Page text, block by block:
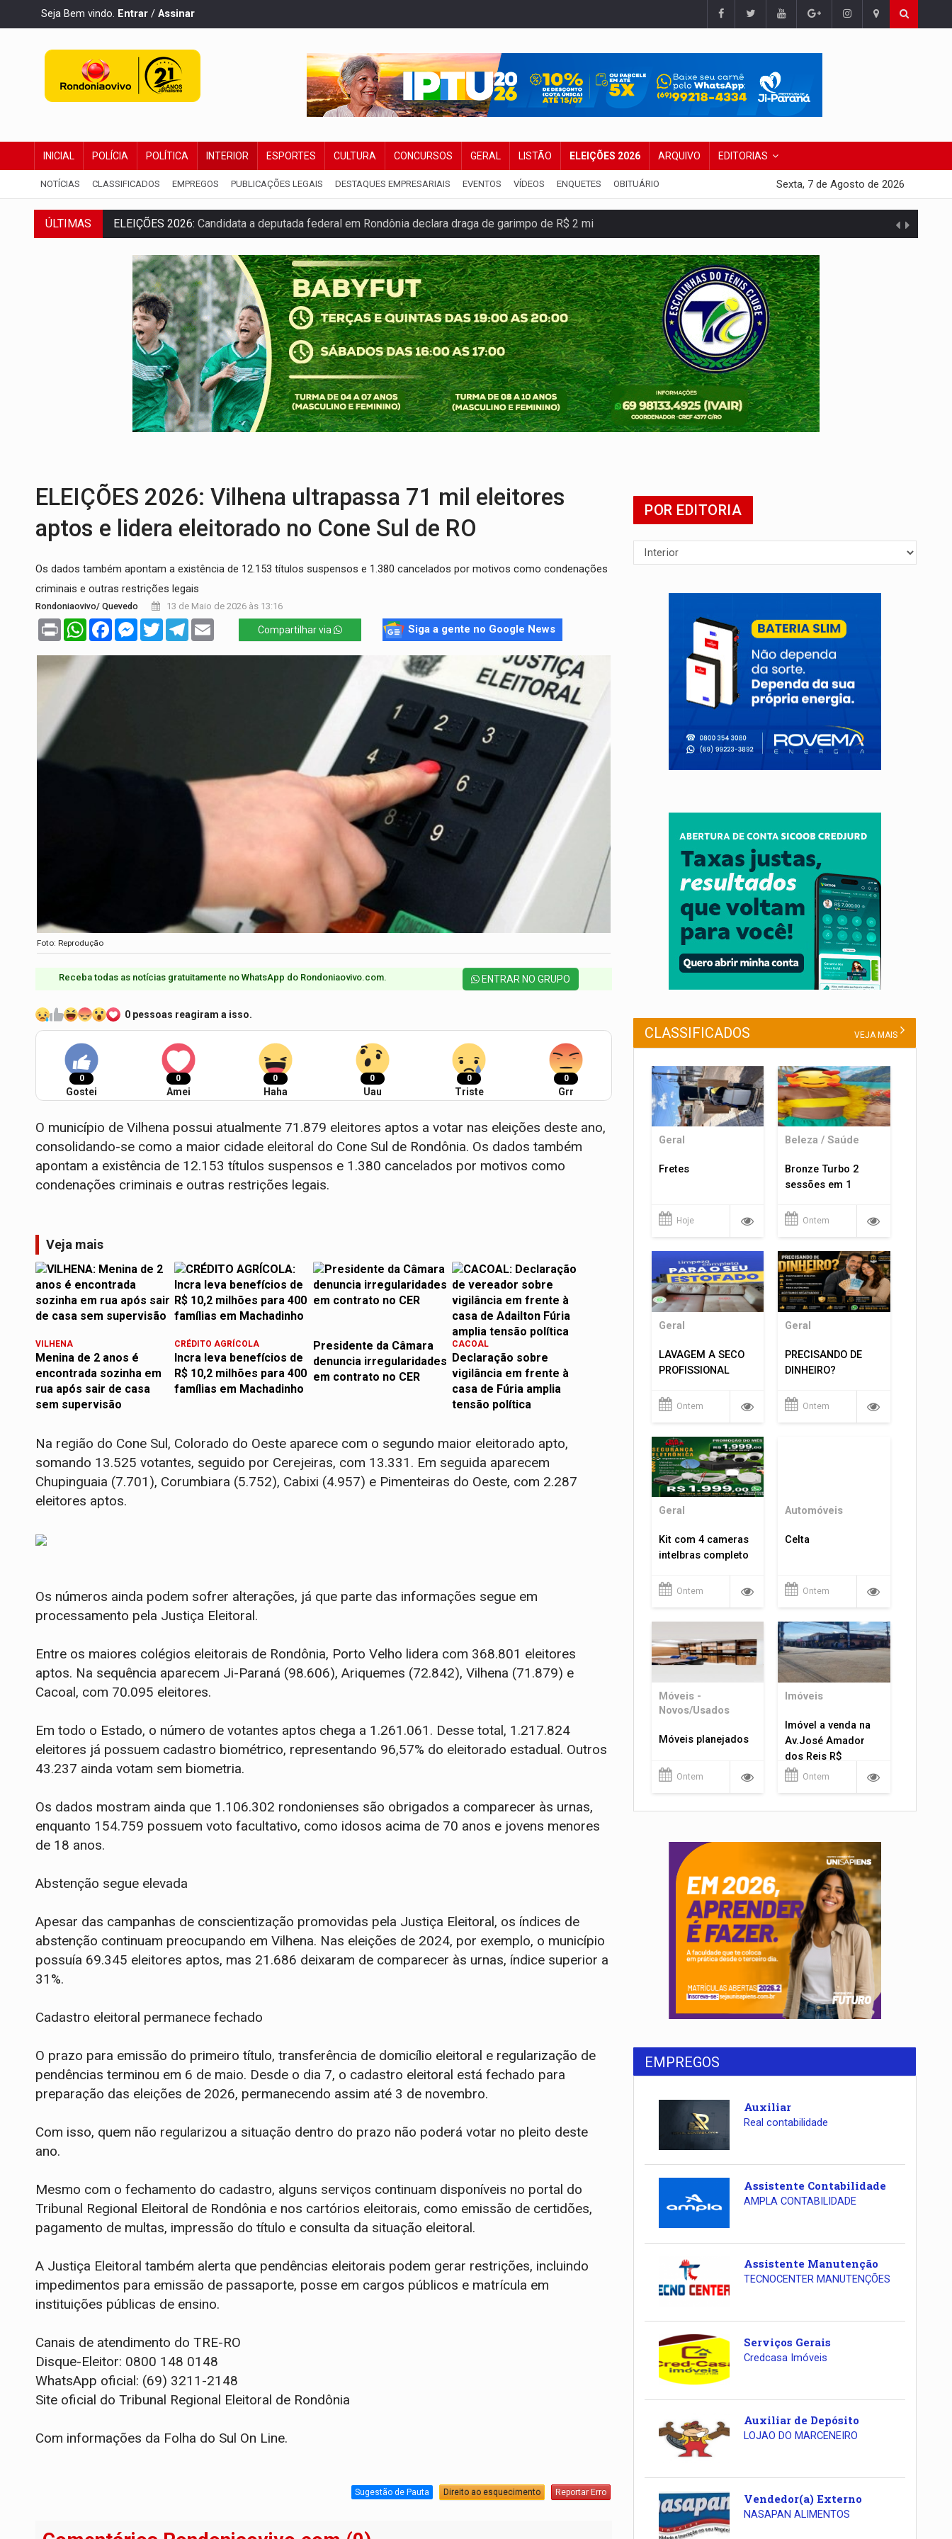
Seja Bem vindo. Entrar / Assinar
INICIAL POLÍCIA POLÍTICA INTERIOR ESPORTES CULTURA CONCURSOS GERAL LISTÃO ELEIÇÕES 2026 ARQUIVO EDITORIAS
NOTÍCIAS CLASSIFICADOS EMPREGOS PUBLICAÇÕES LEGAIS DESTAQUES EMPRESARIAIS EVENTOS VÍDEOS ENQUETES OBITUÁRIO Sexta, 7 de Agosto de 2026
ÚLTIMAS ELEIÇÕES 2026: Candidata a deputada federal em Rondônia declara draga de garimpo de R$ 2 mi
VÍDEO:Casal de garimpeiros é preso com mercúrio em estepe, ouro e arma
EDUCAÇÃO BÁSICA:Ideb avança nos anos iniciais do ensino fundamental em Rondônia
CONTA DIFÍCIL:Com as novidades na corrida ao Senado as contas ficaram mais difíceis
CH4C1NA:Disputa entre PCC e CV deixa dez mortos em cinco dias na Bolívia
IMUNIZAÇÃO:Prefeitura inicia campanha de multivacinação para crianças e adolescentes
QUIRINUS:Draco faz operação para prender faccionados que atacaram provedores de internet
TRAFICANTE PRESO:Operação Brasil Contra o Crime apreende quase meia tonelada de maconha
ELEIÇÕES 2026: Vilhena ultrapassa 71 mil eleitores
aptos e lidera eleitorado no Cone Sul de RO
Os dados também apontam a existência de 12.153 títulos suspensos e 1.380 cancelados por motivos como condenações
criminais e outras restrições legais
Rondoniaovivo/ Quevedo 13 de Maio de 2026 às 13:16
Print WhatsAppFacebookMessenger
TwitterTelegram Compartilhar via Siga a gente no Google News
Foto: Reprodução
Receba todas as notícias gratuitamente no WhatsApp do Rondoniaovivo.com.​ ENTRAR NO GRUPO
0 pessoas reagiram a isso.
0
Gostei
0
Amei
0
Haha
0
Uau
0
Triste
0
Grr
O município de Vilhena possui atualmente 71.879 eleitores aptos a votar nas eleições deste ano,
consolidando-se como a maior cidade eleitoral do Cone Sul de Rondônia. Os dados também
apontam a existência de 12.153 títulos suspensos e 1.380 cancelados por motivos como
condenações criminais e outras restrições legais.
Veja mais
VILHENA
Menina de 2 anos é
encontrada sozinha em
rua após sair de casa
sem supervisão
CRÉDITO AGRÍCOLA
Incra leva benefícios de
R$ 10,2 milhões para 400
famílias em Machadinho
Presidente da Câmara
denuncia irregularidades
em contrato no CER
CACOAL
Declaração sobre
vigilância em frente à
casa de Fúria amplia
tensão política
Na região do Cone Sul, Colorado do Oeste aparece com o segundo maior eleitorado apto,
somando 13.525 votantes, seguido por Cerejeiras, com 13.331. Em seguida aparecem
Chupinguaia (7.701), Corumbiara (5.752), Cabixi (4.957) e Pimenteiras do Oeste, com 2.287
eleitores aptos.
Os números ainda podem sofrer alterações, já que parte das informações segue em
processamento pela Justiça Eleitoral.
Entre os maiores colégios eleitorais de Rondônia, Porto Velho lidera com 368.801 eleitores
aptos. Na sequência aparecem Ji-Paraná (98.606), Ariquemes (72.842), Vilhena (71.879) e
Cacoal, com 70.095 eleitores.
Em todo o Estado, o número de votantes aptos chega a 1.261.061. Desse total, 1.217.824
eleitores já possuem cadastro biométrico, representando 96,57% do eleitorado estadual. Outros
43.237 ainda votam sem biometria.
Os dados mostram ainda que 1.106.302 rondonienses são obrigados a comparecer às urnas,
enquanto 154.759 possuem voto facultativo, como idosos acima de 70 anos e jovens menores
de 18 anos.
Abstenção segue elevada
Apesar das campanhas de conscientização promovidas pela Justiça Eleitoral, os índices de
abstenção continuam preocupando em Vilhena. Nas eleições de 2024, por exemplo, o município
possuía 69.345 eleitores aptos, mas 21.686 deixaram de comparecer às urnas, índice superior a
31%.
Cadastro eleitoral permanece fechado
O prazo para emissão do primeiro título, transferência de domicílio eleitoral e regularização de
pendências terminou em 6 de maio. Desde o dia 7, o cadastro eleitoral está fechado para
preparação das eleições de 2026, permanecendo assim até 3 de novembro.
Com isso, quem não regularizou a situação dentro do prazo não poderá votar no pleito deste
ano.
Mesmo com o fechamento do cadastro, alguns serviços continuam disponíveis no portal do
Tribunal Regional Eleitoral de Rondônia e nos cartórios eleitorais, como emissão de certidões,
pagamento de multas, impressão do título e consulta da situação eleitoral.
A Justiça Eleitoral também alerta que pendências eleitorais podem gerar restrições, incluindo
impedimentos para emissão de passaporte, posse em cargos públicos e matrícula em
instituições públicas de ensino.
Canais de atendimento do TRE-RO
Disque-Eleitor: 0800 148 0148
WhatsApp oficial: (69) 3211-2148
Site oficial do Tribunal Regional Eleitoral de Rondônia
Com informações da Folha do Sul On Line.
Sugestão de Pauta Direito ao esquecimento Reportar Erro
POR EDITORIA
CLASSIFICADOS VEJA MAIS
Geral
Fretes
Hoje
Beleza / Saúde
Bronze Turbo 2
sessões em 1
Ontem
Geral
LAVAGEM A SECO
PROFISSIONAL
Ontem
Geral
PRECISANDO DE
DINHEIRO?
Ontem
Geral
Kit com 4 cameras
intelbras completo
Ontem
Automóveis
Celta
Ontem
Móveis -
Novos/Usados
Móveis planejados
Ontem
Imóveis
Imóvel a venda na
Av.José Amador
dos Reis R$
1.400.000
Ontem
EMPREGOS
Auxiliar
Real contabilidade
Assistente Contabilidade
AMPLA CONTABILIDADE
Assistente Manutenção
TECNOCENTER MANUTENÇÕES
Serviços Gerais
Credcasa Imóveis
Auxiliar de Depósito
LOJAO DO MARCENEIRO
Vendedor(a) Externo
NASAPAN ALIMENTOS